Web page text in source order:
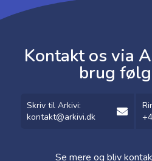
Kontakt os via
brug
Skriv til Arkivi:
kontakt@arkivi.dk
Se mere og bliv